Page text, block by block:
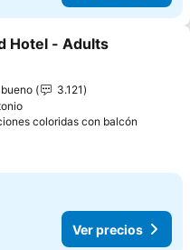
a favoritos
Hotel - Adults
3.121
coloridas con balcón
Ver precios